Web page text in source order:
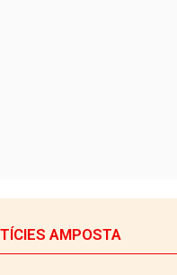
AMPOSTA